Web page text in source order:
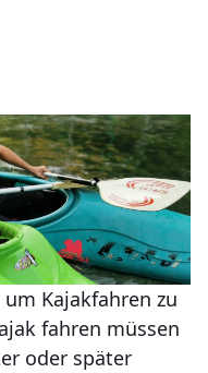
Kajakfahren zu
fahren müssen
oder später